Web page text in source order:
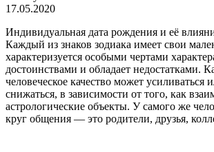
17.05.2020
Индивидуальная дата рождения и её
Каждый из знаков зодиака имеет свои
характеризуется особыми чертами
достоинствами и обладает недостатками.
человеческое качество может усиливаться
снижаться, в зависимости от того, как
астрологические объекты. У самого же
круг общения — это родители, друзья,